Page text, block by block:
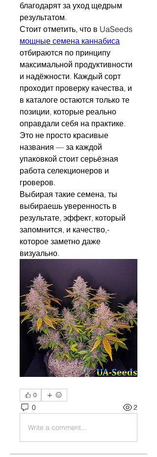
благодарят за уход щедрым
результатом.
мощные семена каннабиса
отбираются по принципу
максимальной продуктивности
и надёжности. Каждый сорт
проходит проверку качества, и
в каталоге остаются только те
позиции, которые реально
оправдали себя на практике.
Это не просто красивые
названия — за каждой
упаковкой стоит серьёзная
работа селекционеров и
гроверов.
Выбирая такие семена, ты
выбираешь уверенность в
результате, эффект, который
запомнится, и качество,-
которое заметно даже
визуально.
0
0 2
Write a comment...